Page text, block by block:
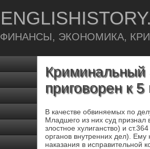
ФИНАНСЫ, ЭКОНОМИКА,
Криминальный
приговорен к
В качестве обвиняемых по
Младшего из них суд признал
злостное хулиганство) и
органов внутренних дел).
наказания в исправительной